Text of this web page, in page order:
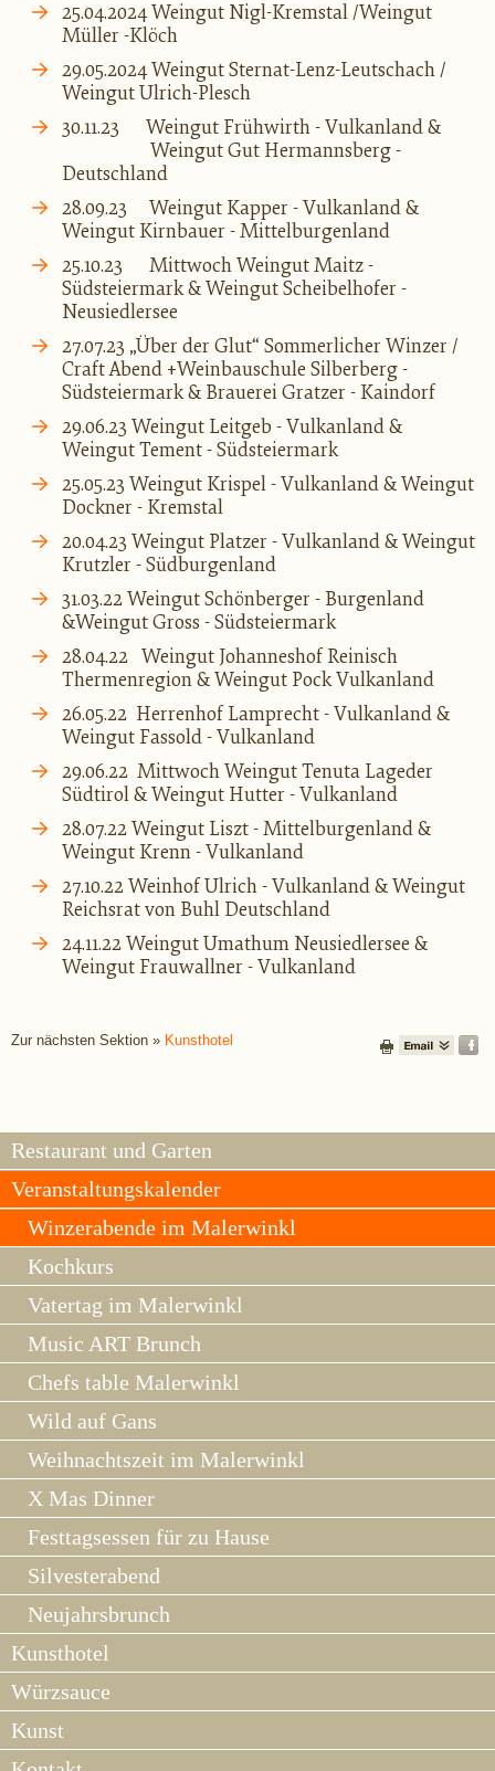
25.04.2024 Weingut Nigl-Kremstal /Weingut
Müller -Klöch
29.05.2024 Weingut Sternat-Lenz-Leutschach /
Weingut Ulrich-Plesch
30.11.23
Weingut Frühwirth - Vulkanland &
Weingut Gut Hermannsberg-
Deutschland
28.09.23
Weingut Kapper - Vulkanland &
Weingut Kirnbauer - Mittelburgenland
25.10.23
Mittwoch Weingut Maitz -
Südsteiermark & Weingut Scheibelhofer -
Neusiedlersee
27.07.23 „Über der Glut“ Sommerlicher Winzer /
Craft Abend +Weinbauschule Silberberg -
Südsteiermark & Brauerei Gratzer - Kaindorf
29.06.23 Weingut Leitgeb - Vulkanland &
Weingut Tement - Südsteiermark
25.05.23 Weingut Krispel - Vulkanland & Weingut
Dockner - Kremstal
20.04.23 Weingut Platzer - Vulkanland & Weingut
Krutzler - Südburgenland
31.03.22 Weingut Schönberger - Burgenland
&Weingut Gross - Südsteiermark
28.04.22 Weingut Johanneshof Reinisch
Thermenregion & Weingut Pock Vulkanland
26.05.22 Herrenhof Lamprecht - Vulkanland &
Weingut Fassold - Vulkanland
29.06.22 Mittwoch Weingut Tenuta Lageder
Südtirol & Weingut Hutter - Vulkanland
28.07.22 Weingut Liszt - Mittelburgenland &
Weingut Krenn - Vulkanland
27.10.22 Weinhof Ulrich - Vulkanland & Weingut
Reichsrat von Buhl Deutschland
24.11.22 WeingutUmathum Neusiedlersee &
Weingut Frauwallner - Vulkanland
Zur nächsten Sektion » Kunsthotel
Restaurant und Garten
Veranstaltungskalender
Winzerabende im Malerwinkl
Kochkurs
Vatertag im Malerwinkl
Music ART Brunch
Chefs table Malerwinkl
Wild auf Gans
Weihnachtszeit im Malerwinkl
X Mas Dinner
Festtagsessen für zu Hause
Silvesterabend
Neujahrsbrunch
Kunsthotel
Würzsauce
Kunst